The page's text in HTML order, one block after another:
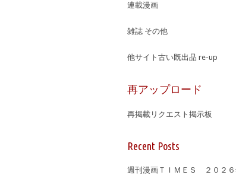
連載漫画
雑誌 その他
他サイト古い既出品 re-up
再アップロード
再掲載リクエスト掲示板
Recent Posts
週刊漫画ＴＩＭＥＳ ２０２６